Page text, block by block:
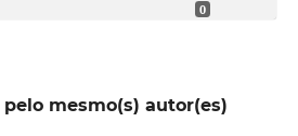
0
mesmo(s) autor(es)